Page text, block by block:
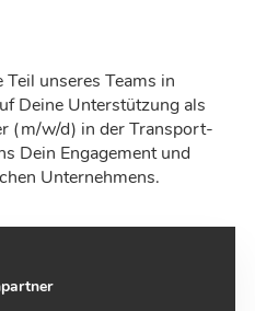
unseres Teams in
Deine Unterstützung als
(m/w/d) in der Transport-
Dein Engagement und
Unternehmens.